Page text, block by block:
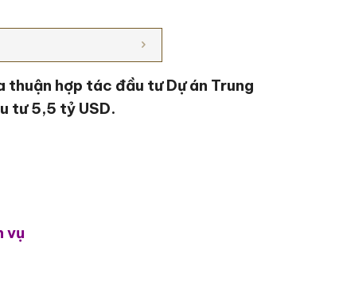
hợp tác đầu tư Dự án Trung
tư 5,5 tỷ USD.
vụ